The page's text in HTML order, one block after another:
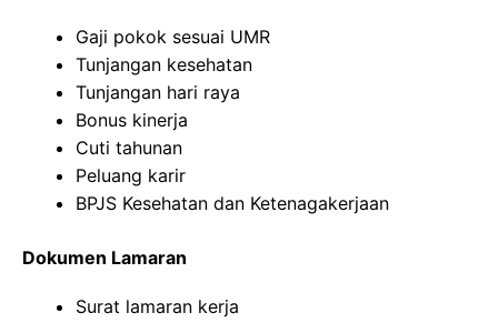
Gaji pokok sesuai UMR
Tunjangan kesehatan
Tunjangan hari raya
Bonus kinerja
Cuti tahunan
Peluang karir
BPJS Kesehatan dan Ketenagakerjaan
Dokumen Lamaran
Surat lamaran kerja